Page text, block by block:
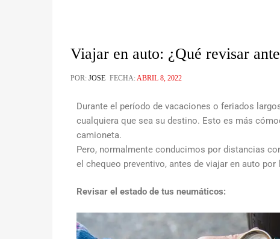
Viajar en auto: ¿Qué revisar
POR: JOSE FECHA: ABRIL 8, 2022
Durante el período de vacaciones o feriados
cualquiera que sea su destino. Esto es más
camioneta.
Pero, normalmente conducimos por distancias
el chequeo preventivo, antes de viajar en auto
Revisar el estado de tus neumáticos: